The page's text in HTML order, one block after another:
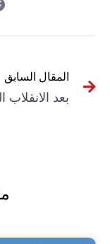
المقال السابق